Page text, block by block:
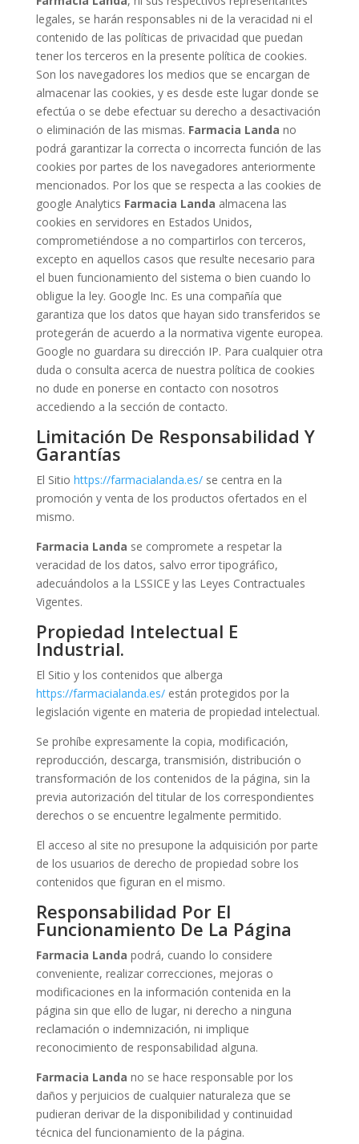
legales, se harán responsables ni de la veracidad ni el
contenido de las políticas de privacidad que puedan
tener los terceros en la presente política de cookies.
Son los navegadores los medios que se encargan de
almacenar las cookies, y es desde este lugar donde se
efectúa o se debe efectuar su derecho a desactivación
o eliminación de las mismas. Farmacia Landa no
podrá garantizar la correcta o incorrecta función de las
cookies por partes de los navegadores anteriormente
mencionados. Por los que se respecta a las cookies de
google Analytics Farmacia Landa almacena las
cookies en servidores en Estados Unidos,
comprometiéndose a no compartirlos con terceros,
excepto en aquellos casos que resulte necesario para
el buen funcionamiento del sistema o bien cuando lo
obligue la ley. Google Inc. Es una compañía que
garantiza que los datos que hayan sido transferidos se
protegerán de acuerdo a la normativa vigente europea.
Google no guardara su dirección IP. Para cualquier otra
duda o consulta acerca de nuestra política de cookies
no dude en ponerse en contacto con nosotros
accediendo a la sección de contacto.
Limitación De Responsabilidad Y
Garantías
El Sitio https://farmacialanda.es/se centra en la
promoción y venta de los productos ofertados en el
mismo.
Farmacia Landa se compromete a respetar la
veracidad de los datos, salvo error tipográfico,
adecuándolos a la LSSICE y las Leyes Contractuales
Vigentes.
Propiedad Intelectual E
Industrial.
El Sitio y los contenidos que alberga
https://farmacialanda.es/están protegidos por la
legislación vigente en materia de propiedad intelectual.
Se prohíbe expresamente la copia, modificación,
reproducción, descarga, transmisión, distribución o
transformación de los contenidos de la página, sin la
previa autorización del titular de los correspondientes
derechos o se encuentre legalmente permitido.
El acceso al site no presupone la adquisición por parte
de los usuarios de derecho de propiedad sobre los
contenidos que figuran en el mismo.
Responsabilidad Por El
Funcionamiento De La Página
Farmacia Landa podrá, cuando lo considere
conveniente, realizar correcciones, mejoras o
modificaciones en la información contenida en la
página sin que ello de lugar, ni derecho a ninguna
reclamación o indemnización, ni implique
reconocimiento de responsabilidad alguna.
Farmacia Landa no se hace responsable por los
daños y perjuicios de cualquier naturaleza que se
pudieran derivar de la disponibilidad y continuidad
técnica del funcionamiento de la página.